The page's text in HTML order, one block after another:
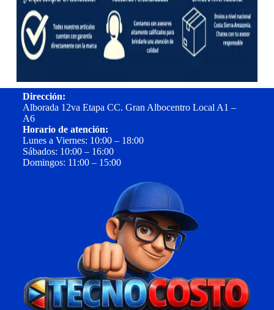
Dirección:
Alborada 12va Etapa CC. Gran Albocentro Local A1 –
A6
Horario de atención:
Lunes a Viernes: 10:00 – 18:00
Sábados: 10:00 – 16:00
Domingos: 11:00 – 15:00